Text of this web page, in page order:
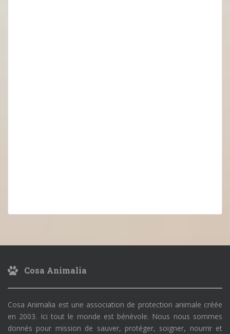
Cosa Animalia
Cosa Animalia est une association de protection animale créée
en 2003. Ici tout le monde est bénévole. Nous nous sommes
donnés pour mission de sauver, protéger, soigner, nourrir et